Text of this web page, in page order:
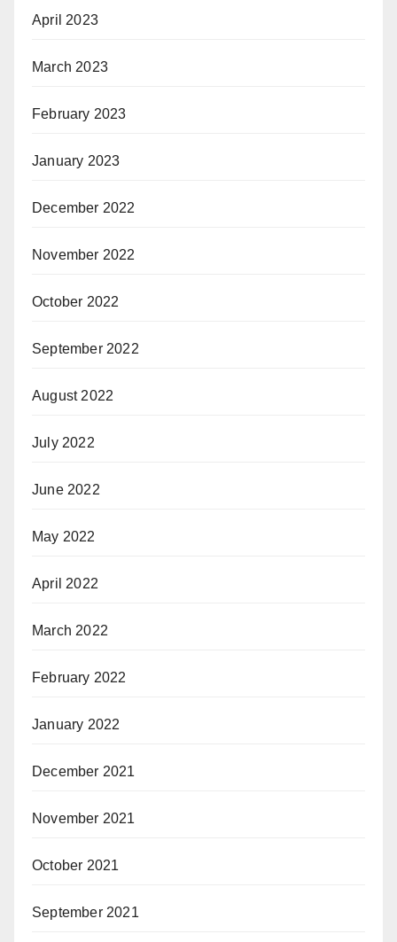
April 2023
March 2023
February 2023
January 2023
December 2022
November 2022
October 2022
September 2022
August 2022
July 2022
June 2022
May 2022
April 2022
March 2022
February 2022
January 2022
December 2021
November 2021
October 2021
September 2021